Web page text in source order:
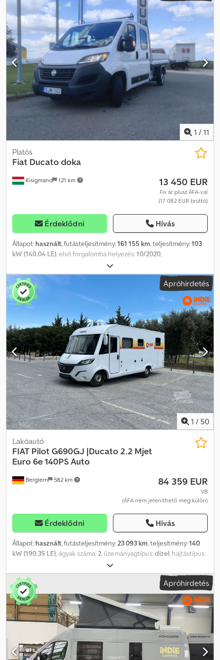
magánszemélyek által történő vásárlásokra, helyszíntől függően. A
teljes feltételek kérésre megtekinthetők. 💵 Rugalmas
finanszírozás – Rugalmas fizetési terveket kínálunk, amelyek az Ön
igényeihez igazodnak, helyszíntől függően. 📝 Rugalmas
megtekintési lehetőségek – Megszervezhetünk egy megtekintési
időpontot az Ön számára megfelelő időpontban és helyszínen,
személyesen vagy videóhíváson keresztül. 🌍 Átszállítás – Nem a
megfelelő helyszínen van? Európa-szerte átszállítást kínálunk. ✔
Friss műszaki átvizsgálás és azonnal használatra kész. Dcedpfozr N
U Sox Ag Dek Kezdje még ma a következő kalandját! A Weinsberg
Carasuite nagyon népszerű. Ne hagyja ki ezt a lehetőséget: vegye
fel velünk a kapcsolatot, hogy megtekintési időpontot
egyeztessen, és még ma a sajátjává tegye!
1 / 11
Kisigmand 121 km
Platós
Fiat Ducato doka
13 450 EUR
Fix ár plusz ÁFA-val
(17 082 EUR bruttó)
Érdeklődni Hívás
Állapot: használt, futásteljesítmény:161 155 km, teljesítmény:103
kW (140,04 LE) , első forgalomba helyezés:10/2020
, tengelyelrendezés:
szín:fehér, hajtástípus:mechanikai, sebességek száma:6,
kibocsátási osztály:
, = További opciók és
tartozékok = - Részecskeszűrő = További információk = Hengerek
száma: 4 Motorteljesítmény: 2.287 cc Bruttó tömeg: 2.135 kg
Hasznos teher: 1.365 kg TELJES ÖSSZTÖMEG: 3.500 kg Motor
típusa: FPT in-line Tulajdonosok száma: 1 Djdpfxoy S Avro Ag Dock
Apróhirdetés
1 / 50
Berglern 582 km
Lakóautó
FIAT Pilot G690GJ |Ducato 2.2 Mjet
Euro 6e 140PS Auto
84 359 EUR
VB
(ÁFA nem jeleníthető meg külön)
Érdeklődni Hívás
Állapot: használt, futásteljesítmény:23 093 km, teljesítmény:140
kW (190,35 LE), ágyak száma:2, üzemanyagtípus:dízel, hajtástípus:
, első forgalomba helyezés:
hossz:6 990 mm, teljes szélesség:2 300 mm, teljes magasság:
2 770 mm
, kibocsátási osztály:Euro
6 , össztömeg:3 500 kg, Gyártási év:2025, Felszereltség:ABS,
elektronikus stabilitásprogram (ESP), fürdőszoba, használt
jármű garancia, koromszűrő, központi zár, légkondicionálás,
, AZONNAL RENDELKEZÉSRE ÁLL | Rendszámtábla: WI IC
1908 | Futásteljesítmény: 23 093 km | Helyszín: München |
Gondosan karbantartott Pilote G690GJ, FIAT Ducato 2.2 MultiJet
Euro 6e (140 LE) automataváltós, prémium, teljesen integrált
Apróhirdetés